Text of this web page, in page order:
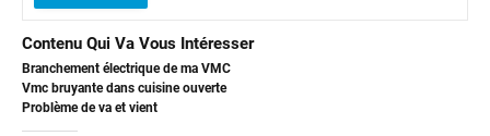
Contenu Qui Va Vous Intéresser
Branchement électrique de ma VMC
Vmc bruyante dans cuisine ouverte
Problème de va et vient